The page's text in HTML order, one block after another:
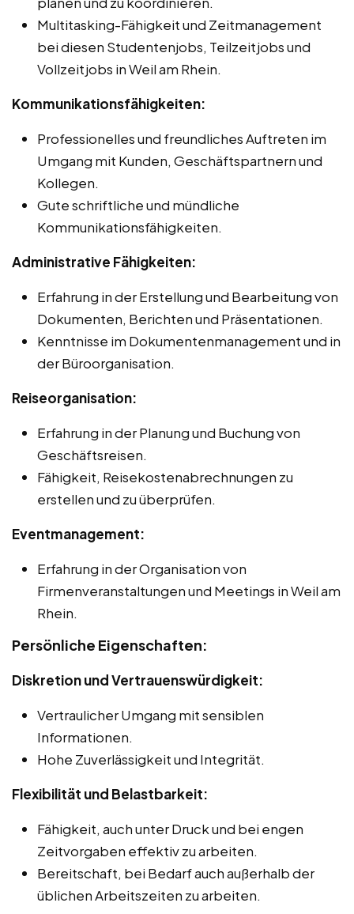
Multitasking-Fähigkeit und Zeitmanagement
bei diesen Studentenjobs, Teilzeitjobs und
Vollzeitjobs in Weil am Rhein.
Kommunikationsfähigkeiten:
Professionelles und freundliches Auftreten im
Umgang mit Kunden, Geschäftspartnern und
Kollegen.
Gute schriftliche und mündliche
Kommunikationsfähigkeiten.
Administrative Fähigkeiten:
Erfahrung in der Erstellung und Bearbeitung von
Dokumenten, Berichten und Präsentationen.
Kenntnisse im Dokumentenmanagement und in
der Büroorganisation.
Reiseorganisation:
Erfahrung in der Planung und Buchung von
Geschäftsreisen.
Fähigkeit, Reisekostenabrechnungen zu
erstellen und zu überprüfen.
Eventmanagement:
Erfahrung in der Organisation von
Firmenveranstaltungen und Meetings in Weil am
Rhein.
Persönliche Eigenschaften:
Diskretion und Vertrauenswürdigkeit:
Vertraulicher Umgang mit sensiblen
Informationen.
Hohe Zuverlässigkeit und Integrität.
Flexibilität und Belastbarkeit:
Fähigkeit, auch unter Druck und bei engen
Zeitvorgaben effektiv zu arbeiten.
Bereitschaft, bei Bedarf auch außerhalb der
üblichen Arbeitszeiten zu arbeiten.